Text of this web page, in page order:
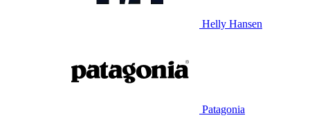
Helly Hansen
Patagonia